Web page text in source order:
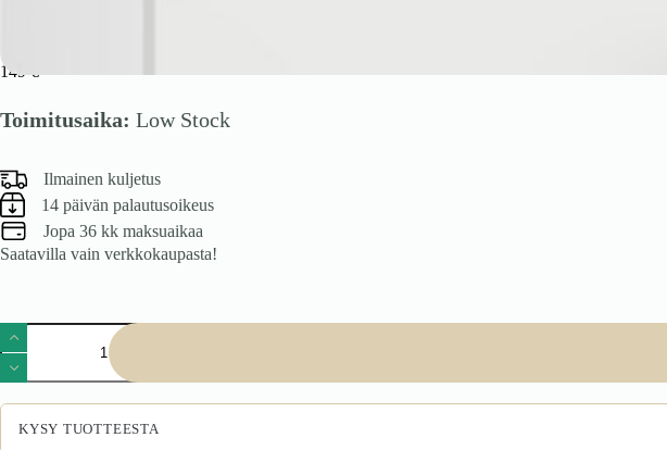
149€
Toimitusaika: Low Stock
Ilmainen kuljetus
14 päivän palautusoikeus
Jopa 36 kk maksuaikaa
Saatavilla vain verkkokaupasta!
VENTO
G-
60/72
yläkaappi,
väri:
valkoinen
KYSY TUOTTEESTA